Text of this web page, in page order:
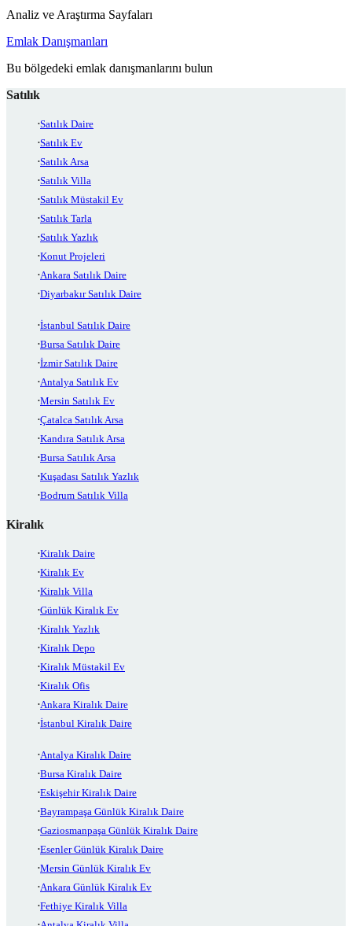
Analiz ve Araştırma Sayfaları
Emlak Danışmanları
Bu bölgedeki emlak danışmanlarını bulun
Satılık
Satılık Daire
Satılık Ev
Satılık Arsa
Satılık Villa
Satılık Müstakil Ev
Satılık Tarla
Satılık Yazlık
Konut Projeleri
Ankara Satılık Daire
Diyarbakır Satılık Daire
İstanbul Satılık Daire
Bursa Satılık Daire
İzmir Satılık Daire
Antalya Satılık Ev
Mersin Satılık Ev
Çatalca Satılık Arsa
Kandıra Satılık Arsa
Bursa Satılık Arsa
Kuşadası Satılık Yazlık
Bodrum Satılık Villa
Kiralık
Kiralık Daire
Kiralık Ev
Kiralık Villa
Günlük Kiralık Ev
Kiralık Yazlık
Kiralık Depo
Kiralık Müstakil Ev
Kiralık Ofis
Ankara Kiralık Daire
İstanbul Kiralık Daire
Antalya Kiralık Daire
Bursa Kiralık Daire
Eskişehir Kiralık Daire
Bayrampaşa Günlük Kiralık Daire
Gaziosmanpaşa Günlük Kiralık Daire
Esenler Günlük Kiralık Daire
Mersin Günlük Kiralık Ev
Ankara Günlük Kiralık Ev
Fethiye Kiralık Villa